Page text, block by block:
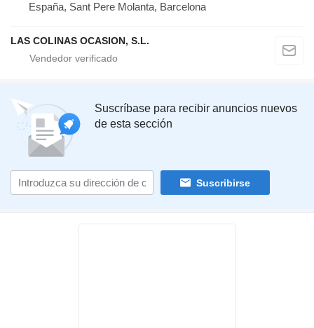
España, Sant Pere Molanta, Barcelona
LAS COLINAS OCASION, S.L.
Suscríbase para recibir anuncios nuevos
de esta sección
Suscribirse